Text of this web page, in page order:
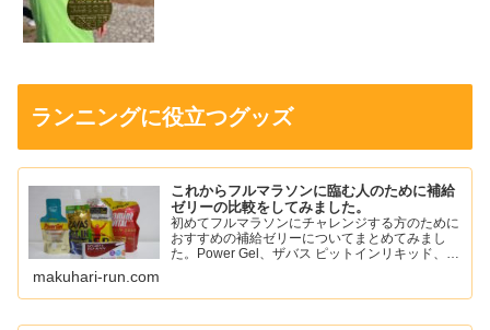
ランニングに役立つグッズ
これからフルマラソンに臨む人のために補給
ゼリーの比較をしてみました。
初めてフルマラソンにチャレンジする方のために
おすすめの補給ゼリーについてまとめてみまし
た。Power Gel、ザバス ピットインリキッド、ア
など。
makuhari-run.com